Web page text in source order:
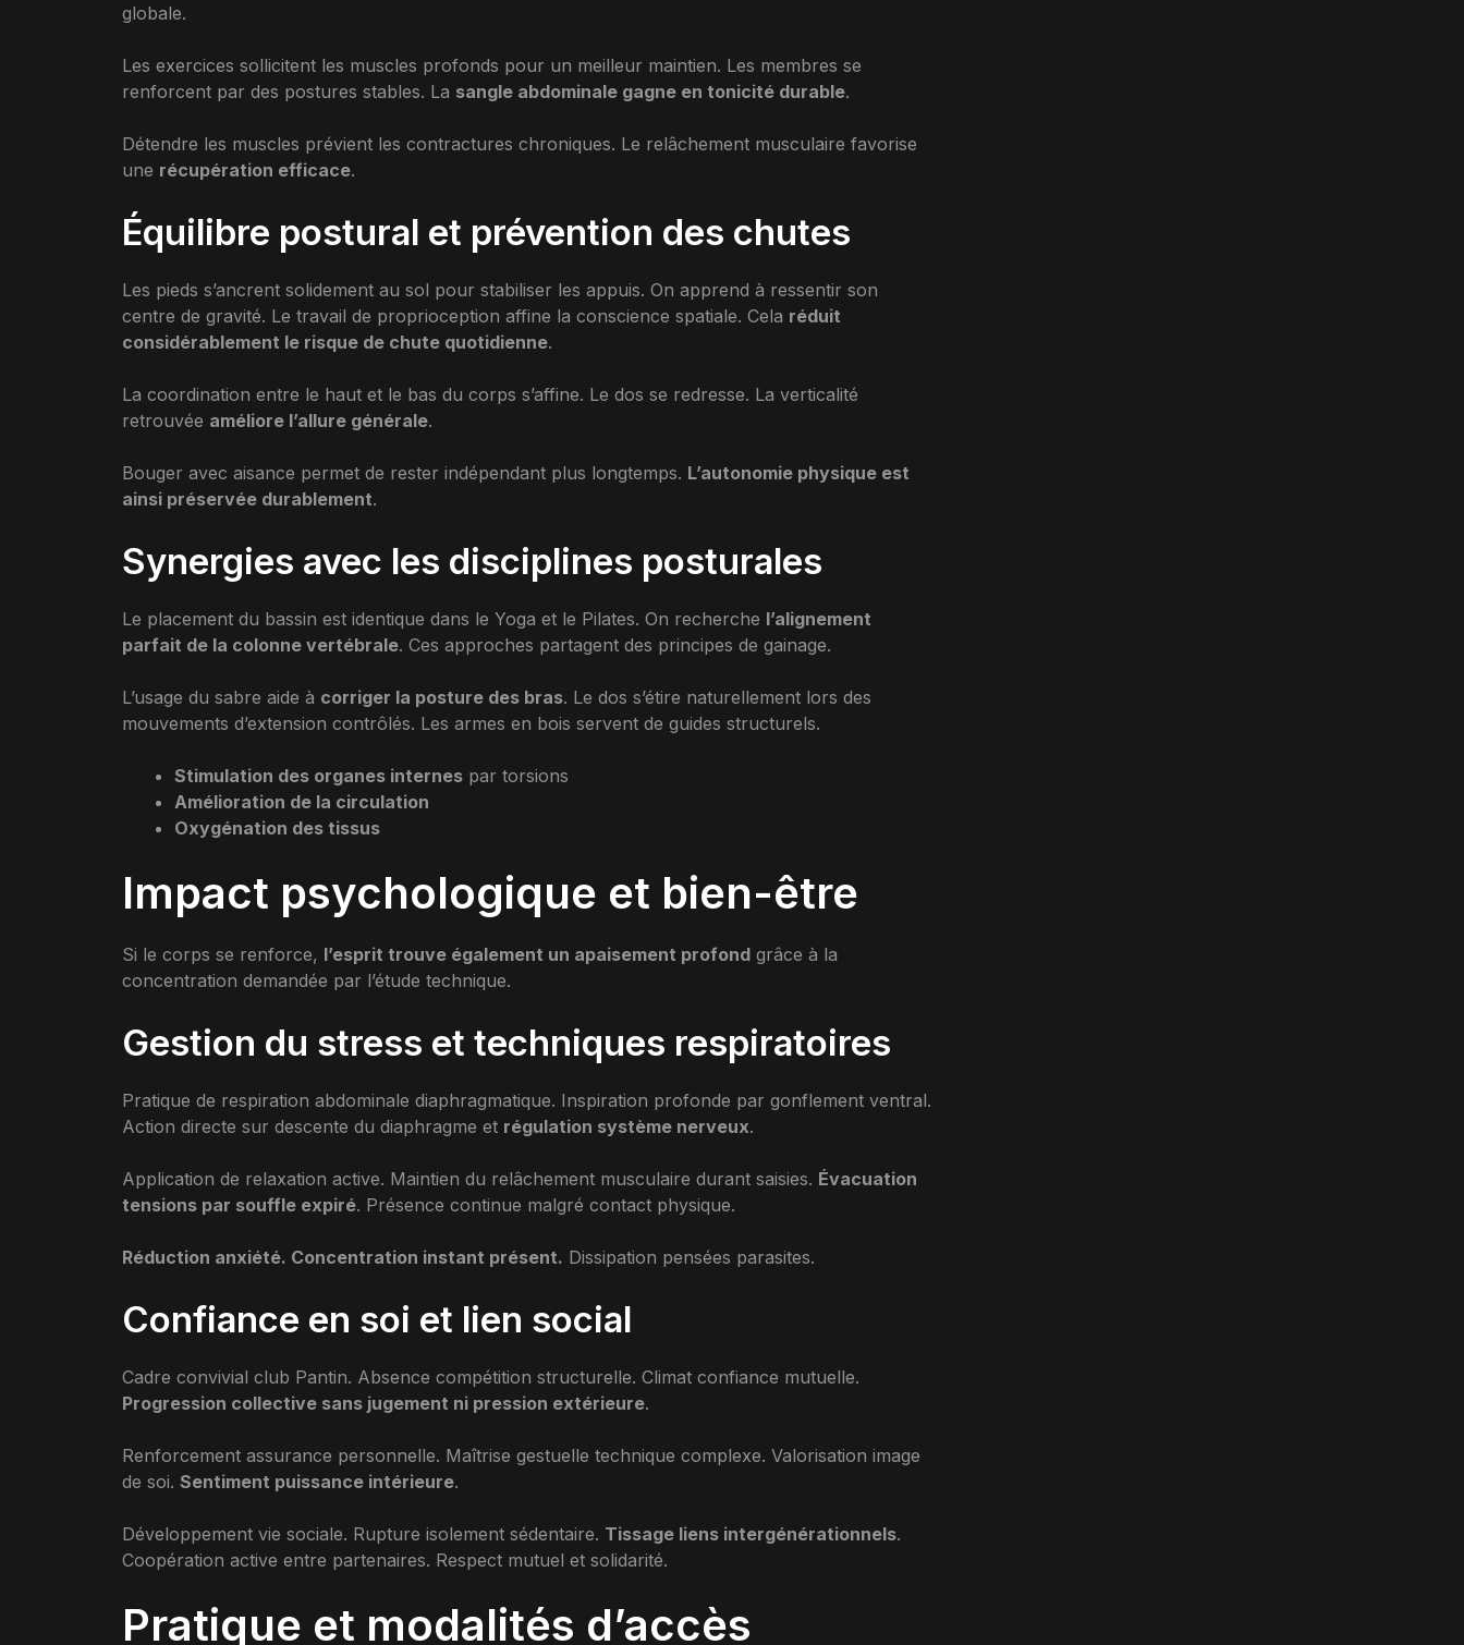
globale.
Les exercices sollicitent les muscles profonds pour un meilleur maintien. Les membres se
renforcent par des postures stables. La sangle abdominale gagne en tonicité durable.
Détendre les muscles prévient les contractures chroniques. Le relâchement musculaire favorise
une récupération efficace.
Équilibre postural et prévention des chutes
Les pieds s’ancrent solidement au sol pour stabiliser les appuis. On apprend à ressentir son
centre de gravité. Le travail de proprioception affine la conscience spatiale. Cela réduit
considérablement le risque de chute quotidienne.
La coordination entre le haut et le bas du corps s’affine. Le dos se redresse. La verticalité
retrouvée améliore l’allure générale.
Bouger avec aisance permet de rester indépendant plus longtemps. L’autonomie physique est
ainsi préservée durablement.
Synergies avec les disciplines posturales
Le placement du bassin est identique dans le Yoga et le Pilates. On recherche l’alignement
parfait de la colonne vertébrale. Ces approches partagent des principes de gainage.
L’usage du sabre aide à corriger la posture des bras. Le dos s’étire naturellement lors des
mouvements d’extension contrôlés. Les armes en bois servent de guides structurels.
Stimulation des organes internes par torsions
Amélioration de la circulation
Oxygénation des tissus
Impact psychologique et bien-être
Si le corps se renforce, l’esprit trouve également un apaisement profond grâce à la
concentration demandée par l’étude technique.
Gestion du stress et techniques respiratoires
Pratique de respiration abdominale diaphragmatique. Inspiration profonde par gonflement ventral.
Action directe sur descente du diaphragme et régulation système nerveux.
Application de relaxation active. Maintien du relâchement musculaire durant saisies. Évacuation
tensions par souffle expiré. Présence continue malgré contact physique.
Réduction anxiété. Concentration instant présent. Dissipation pensées parasites.
Confiance en soi et lien social
Cadre convivial club Pantin. Absence compétition structurelle. Climat confiance mutuelle.
Progression collective sans jugement ni pression extérieure.
Renforcement assurance personnelle. Maîtrise gestuelle technique complexe. Valorisation image
de soi. Sentiment puissance intérieure.
Développement vie sociale. Rupture isolement sédentaire. Tissage liens intergénérationnels.
Coopération active entre partenaires. Respect mutuel et solidarité.
Pratique et modalités d’accès